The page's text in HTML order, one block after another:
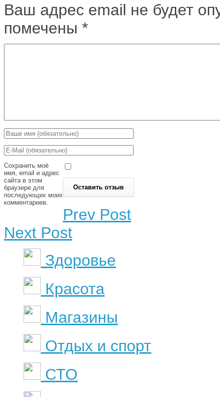
Ваш адрес email не будет
помечены *
Сохранить моё
имя, email и адрес
сайта в этом
браузере для
последующих моих
комментариев.
Prev Post
Next Post
Здоровье
Красота
Магазины
Отдых и спорт
СТО